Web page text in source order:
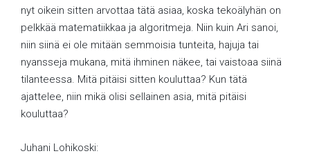
nyt oikein sitten arvottaa tätä asiaa, koska tekoälyhän on
pelkkää matematiikkaa ja algoritmeja. Niin kuin Ari sanoi,
niin siinä ei ole mitään semmoisia tunteita, hajuja tai
nyansseja mukana, mitä ihminen näkee, tai vaistoaa siinä
tilanteessa. Mitä pitäisi sitten kouluttaa? Kun tätä
ajattelee, niin mikä olisi sellainen asia, mitä pitäisi
kouluttaa?
Juhani Lohikoski: